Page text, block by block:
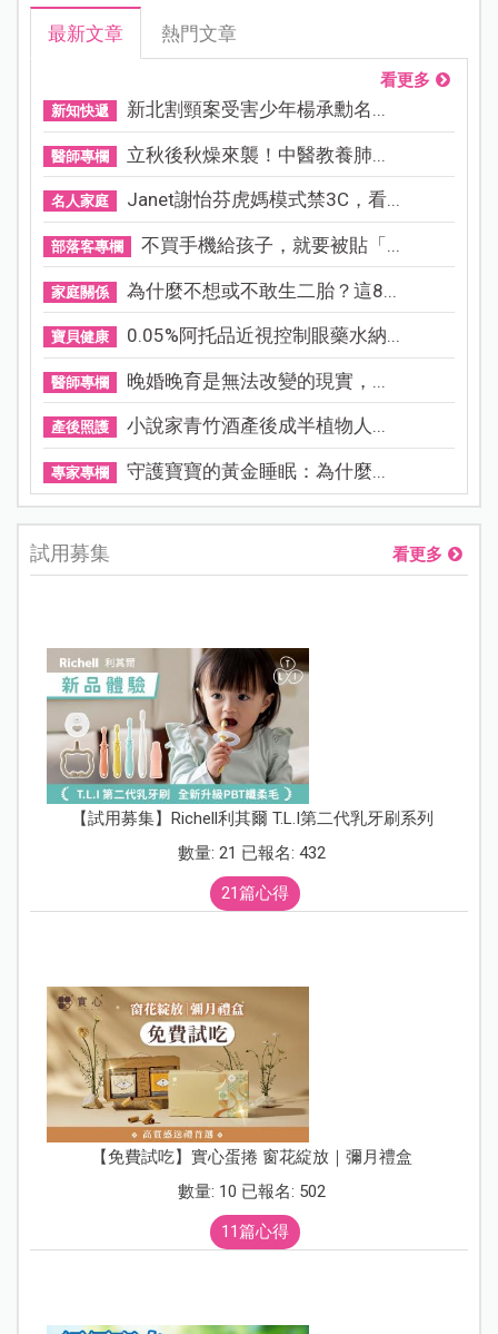
最新文章 熱門文章
看更多
新知快遞 新北割頸案受害少年楊承勳名...
醫師專欄 立秋後秋燥來襲！中醫教養肺...
名人家庭 Janet謝怡芬虎媽模式禁3C，看...
部落客專欄 不買手機給孩子，就要被貼「...
家庭關係 為什麼不想或不敢生二胎？這8...
寶貝健康 0.05%阿托品近視控制眼藥水納...
醫師專欄 晚婚晚育是無法改變的現實，...
產後照護 小說家青竹酒產後成半植物人...
專家專欄 守護寶寶的黃金睡眠：為什麼...
試用募集 看更多
【試用募集】Richell利其爾 T.L.I第二代乳牙刷系列
數量: 21 已報名: 432
21篇心得
【免費試吃】實心蛋捲 窗花綻放｜彌月禮盒
數量: 10 已報名: 502
11篇心得